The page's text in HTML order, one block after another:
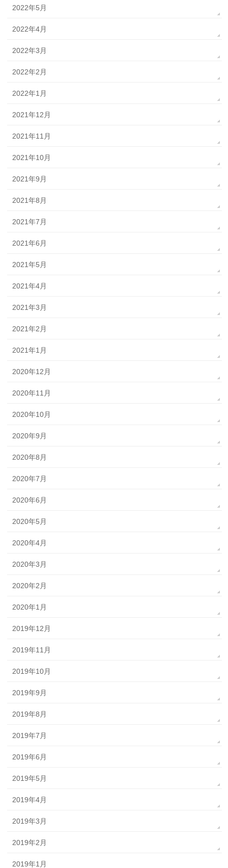
2022年5月
2022年4月
2022年3月
2022年2月
2022年1月
2021年12月
2021年11月
2021年10月
2021年9月
2021年8月
2021年7月
2021年6月
2021年5月
2021年4月
2021年3月
2021年2月
2021年1月
2020年12月
2020年11月
2020年10月
2020年9月
2020年8月
2020年7月
2020年6月
2020年5月
2020年4月
2020年3月
2020年2月
2020年1月
2019年12月
2019年11月
2019年10月
2019年9月
2019年8月
2019年7月
2019年6月
2019年5月
2019年4月
2019年3月
2019年2月
2019年1月